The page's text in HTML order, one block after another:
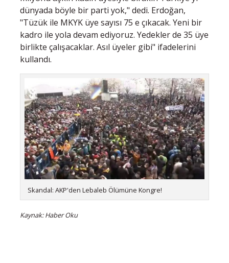
dünyada böyle bir parti yok," dedi. Erdoğan,
"Tüzük ile MKYK üye sayısı 75 e çıkacak. Yeni bir
kadro ile yola devam ediyoruz. Yedekler de 35 üye
birlikte çalışacaklar. Asıl üyeler gibi" ifadelerini
kullandı.
Skandal: AKP'den Lebaleb Ölümüne Kongre!
Kaynak: Haber Oku